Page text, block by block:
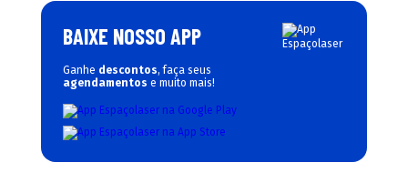
BAIXE NOSSO APP
Ganhe descontos, faça seus
agendamentos e muito mais!